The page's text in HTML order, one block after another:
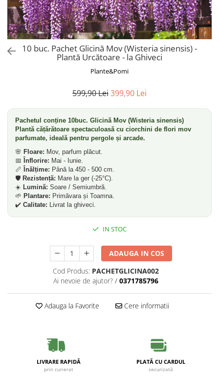
Corn
Smochin
Kaki
10 buc. Pachet Glicină Mov (Wisteria sinensis) -
Plantă Urcătoare - la Ghiveci
Plante&Pomi
599,90 Lei399,90 Lei
Pachetul conține 10buc. Glicină Mov (Wisteria sinensis)
Plantă cățărătoare spectaculoasă cu ciorchini de flori mov
parfumate, ideală pentru pergole și arcade.
🌸 Floare: Mov, parfum plăcut.
📅
Înflorire: Mai - Iunie.
📏 Înălțime: Până la 450 - 500 cm.
🛡️ Rezistență: Mare la ger (-25°C).
☀️ Lumină: Soare / Semiumbră.
🌱 Plantare: Primăvara și Toamna.
✔️ Calitate: Livrat la ghiveci.
IN STOC
ADAUGA IN COS
Cod Produs: PACHETGLICINA002
Ai nevoie de ajutor? / 0371785796
Adauga la Favorite Cere informatii
LIVRARE RAPIDĂ
prin curierat
PLATĂ CU CARDUL
securizată